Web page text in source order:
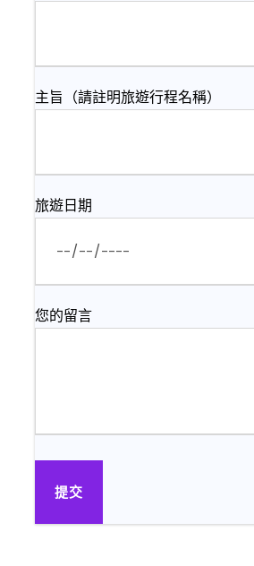
主旨（請註明旅遊行程名稱）
旅遊日期
您的留言